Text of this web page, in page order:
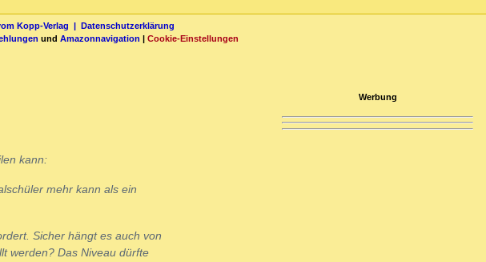
Kopp-Verlag | Datenschutzerklärung
und Amazonnavigation | Cookie-Einstellungen
kann:
mehr kann als ein
Sicher hängt es auch von
werden? Das Niveau dürfte
Werbung